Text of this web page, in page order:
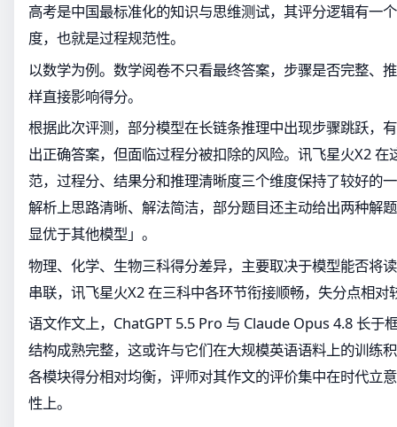
高考是中国最标准化的知识与思维测试，其评分逻辑有一
度，也就是过程规范性。
以数学为例。数学阅卷不只看最终答案，步骤是否完整、
样直接影响得分。
根据此次评测，部分模型在长链条推理中出现步骤跳跃，
出正确答案，但面临过程分被扣除的风险。讯飞星火X2 在
范，过程分、结果分和推理清晰度三个维度保持了较好的
解析上思路清晰、解法简洁，部分题目还主动给出两种解
显优于其他模型」。
物理、化学、生物三科得分差异，主要取决于模型能否将
串联，讯飞星火X2 在三科中各环节衔接顺畅，失分点相对
语文作文上，ChatGPT 5.5 Pro 与 Claude Opus 4.8 长于
结构成熟完整，这或许与它们在大规模英语语料上的训练
各模块得分相对均衡，评师对其作文的评价集中在时代立
性上。